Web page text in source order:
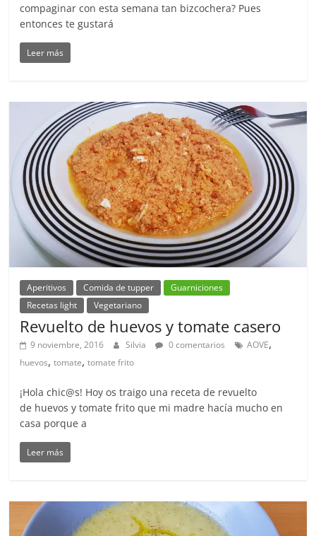
compaginar con esta semana tan bizcochera? Pues
entonces te gustará
Leer más
Aperitivos Comida de tupper
Guarniciones
Recetas light
Vegetariano
Revuelto de huevos y tomate casero
9 noviembre, 2016 Silvia 0 comentarios AOVE,
huevos,tomate,tomate frito
¡Hola chic@s! Hoy os traigo una receta de revuelto
de huevos y tomate frito que mi madre hacía mucho en
casa porque a
Leer más